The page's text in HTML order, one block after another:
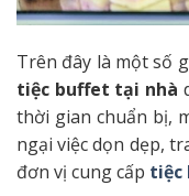
Trên đây là một số
tiệc buffet tại nhà
thời gian chuẩn bị,
ngại việc dọn dẹp,
đơn vị cung cấp tiệc